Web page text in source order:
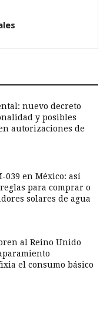
nuevo decreto
y posibles
autorizaciones de
039 en México: así
para comprar o
solares de agua
al Reino Unido
el consumo básico